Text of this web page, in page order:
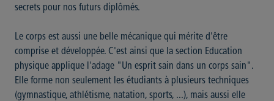
secrets pour nos futurs diplômés.
Le corps est aussi une belle mécanique qui mérite d'être
comprise et développée. C'est ainsi que la section Education
physique applique l'adage "Un esprit sain dans un corps sain".
Elle forme non seulement les étudiants à plusieurs techniques
(gymnastique, athlétisme, natation, sports, ...), mais aussi elle